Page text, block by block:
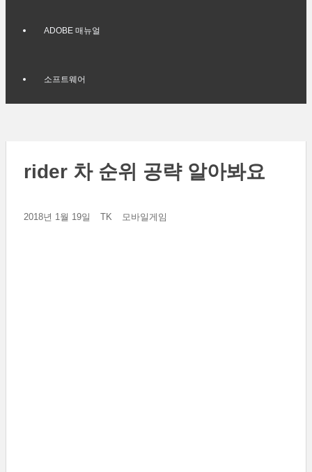
ADOBE 매뉴얼
소프트웨어
rider 차 순위 공략 알아봐요
2018년 1월 19일 TK 모바일게임